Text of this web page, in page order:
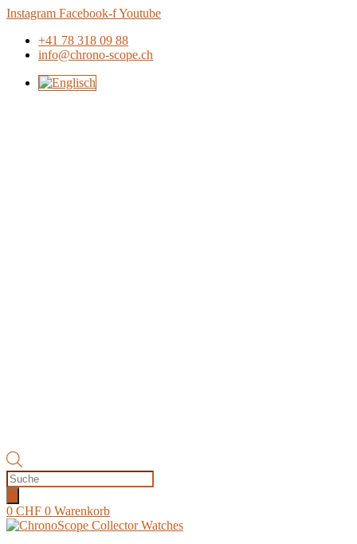
Zum
springen
Instagram Facebook-fYoutube
+41 78 318 09 88
info@chrono-scope.ch
Products
search
0 CHF 0 Warenkorb